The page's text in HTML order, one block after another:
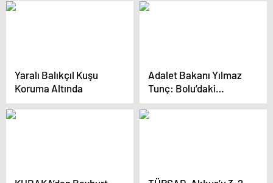
Yaralı Balıkçıl Kuşu
Koruma Altında
Adalet Bakanı Yılmaz
Tunç: Bolu’daki
yangınla ilgili 12 gözaltı
var